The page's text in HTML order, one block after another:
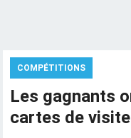
COMPÉTITIONS
Les gagnants
cartes de